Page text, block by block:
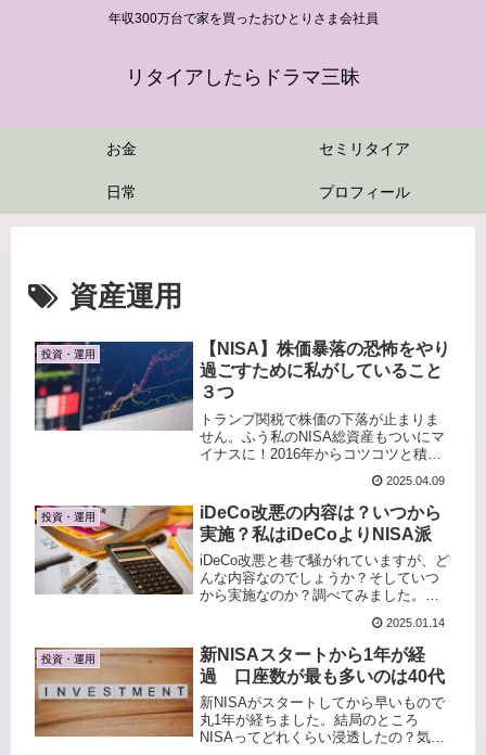
年収300万台で家を買ったおひとりさま会社員
リタイアしたらドラマ三昧
お金 セミリタイア
日常 プロフィール
資産運用
投資・運用
【NISA】株価暴落の恐怖をやり
過ごすために私がしていること
３つ
トランプ関税で株価の下落が止まりま
せん。ふう私のNISA総資産もついにマ
イナスに！2016年からコツコツと積み
もあったけど、ここ数年はどんな暴落
がきても総資産がマイナスになること
はなかった。去年の夏以上の恐...
2025.04.09
投資・運用
iDeCo改悪の内容は？いつから
実施？私はiDeCoよりNISA派
iDeCo改悪と巷で騒がれていますが、ど
んな内容なのでしょうか？そしていつ
から実施なのか？調べてみました。と
いる）内容iDeCo受取時の課税方法いわ
ゆる「5年ルール」が「10年ルール」に
変更される●いつか...
2025.01.14
投資・運用
新NISAスタートから1年が経
過 口座数が最も多いのは40代
新NISAがスタートしてから早いもので
丸1年が経ちました。結局のところ
NISAってどれくらい浸透したの？気に